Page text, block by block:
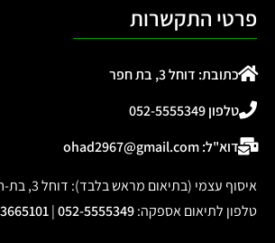
פרטי התקשרות
כתובת: דוחל 3, בת חפר
טלפון 052-5555349
דוא"ל: ohad2967@gmail.com
איסוף עצמי (בתיאום מראש בלבד): דוחל 3, בת-חפר.
טלפון לתיאום אספקה:
052-5555349
|